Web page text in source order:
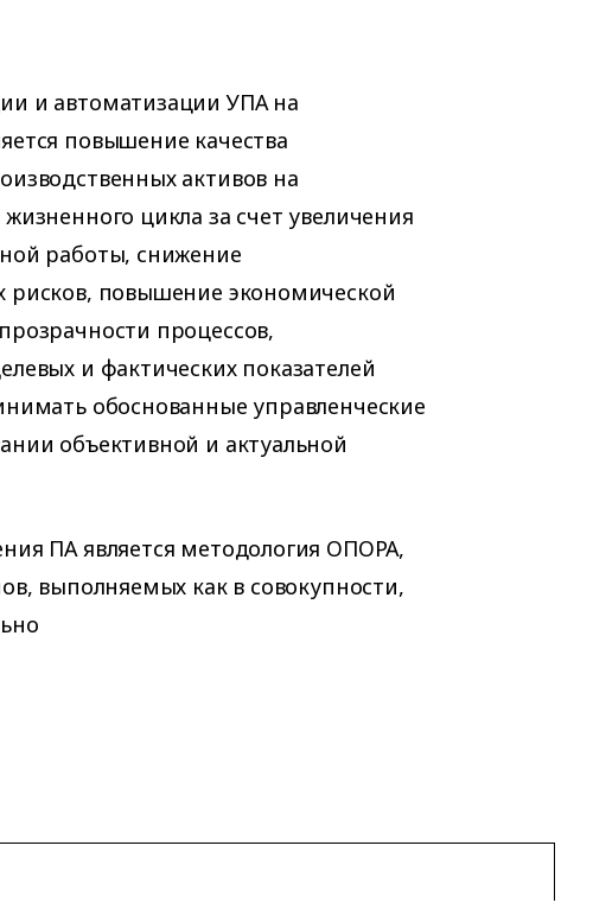
и автоматизации УПА на
повышение качества
активов на
цикла за счет увеличения
работы, снижение
рисков, повышение экономической
процессов,
и фактических показателей
обоснованные управленческие
объективной и актуальной
ПА является методология ОПОРА,
выполняемых как в совокупности,